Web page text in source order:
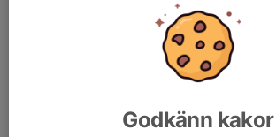
Godkänn kakor